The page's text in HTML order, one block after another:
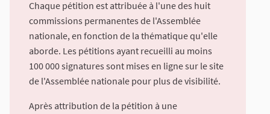
Chaque pétition est attribuée à l'une des huit
commissions permanentes de l'Assemblée
nationale, en fonction de la thématique qu'elle
aborde. Les pétitions ayant recueilli au moins
100 000 signatures sont mises en ligne sur le site
de l'Assemblée nationale pour plus de visibilité.
Après attribution de la pétition à une